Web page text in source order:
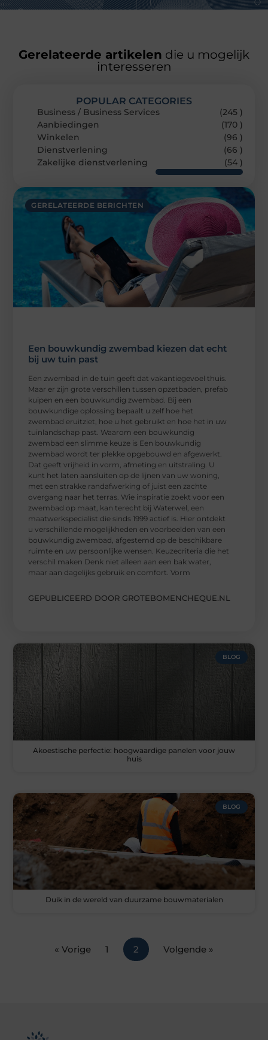
Gerelateerde artikelen die u mogelijk
interesseren
GERELATEERDE BERICHTEN
Een bouwkundig zwembad kiezen dat echt
bij uw tuin past
Een zwembad in de tuin geeft dat vakantiegevoel thuis.
Maar er zijn grote verschillen tussen opzetbaden, prefab
kuipen en een bouwkundig zwembad. Bij een
bouwkundige oplossing bepaalt u zelf hoe het
zwembad eruitziet, hoe u het gebruikt en hoe het in uw
tuinlandschap past. Waarom een bouwkundig
zwembad een slimme keuze is Een bouwkundig
zwembad wordt ter plekke opgebouwd en afgewerkt.
Dat geeft vrijheid in vorm, afmeting en uitstraling. U
kunt het laten aansluiten op de lijnen van uw woning,
met een strakke randafwerking of juist een zachte
overgang naar het terras. Wie inspiratie zoekt voor een
zwembad op maat, kan terecht bij Waterwel, een
maatwerkspecialist die sinds 1999 actief is. Hier ontdekt
u verschillende mogelijkheden en voorbeelden van een
bouwkundig zwembad, afgestemd op de beschikbare
ruimte en uw persoonlijke wensen. Keuzecriteria die het
verschil maken Denk niet alleen aan een bak water,
maar aan dagelijks gebruik en comfort. Vorm
GEPUBLICEERD DOOR GROTEBOMENCHEQUE.NL
POPULAR CATEGORIES
Business / Business Services
(245 )
Aanbiedingen
(170 )
Winkelen
(96 )
Dienstverlening
(66 )
Zakelijke dienstverlening
(54 )
BLOG
Akoestische perfectie: hoogwaardige panelen voor jouw
huis
BLOG
Duik in de wereld van duurzame bouwmaterialen
« Vorige 1 2 Volgende »